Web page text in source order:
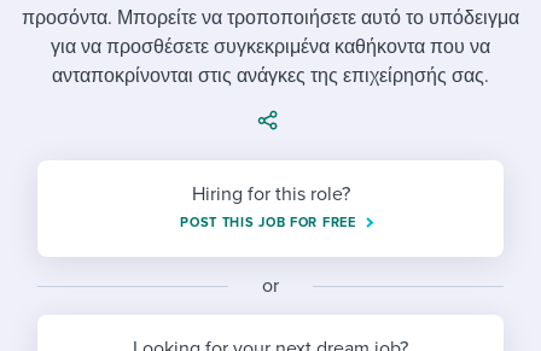
Maintaining hiring pipelines
Developing & retaining people
Finding and attracting people
Digitizing work processes
Policy templates
Onboarding checklists
Step-by-step tutorials
Free ebooks & reports
Workable Academy
Interview process
Pay & benefits
Career development
Modern working life
Request a demo
προσόντα. Μπορείτε να τροποποιήσετε αυτό το υπόδειγμα
για να προσθέσετε συγκεκριμένα καθήκοντα που να
ανταποκρίνονται στις ανάγκες της επιχείρησής σας.
Hiring for this role?
POST THIS JOB FOR FREE
or